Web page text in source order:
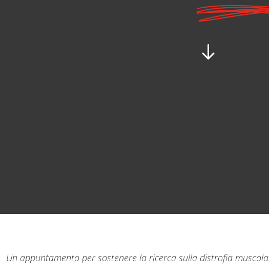
Un appuntamento per sostenere la ricerca sulla distrofia